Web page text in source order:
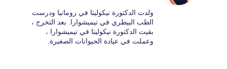
ولدت الدكتورة نيكوليتا في رومانيا ودرست
الطب البيطري في تيميشوارا. بعد التخرج ،
بقيت الدكتورة نيكوليتا في تيميشوارا ،
وعملت في عيادة الحيوانات الصغيرة.